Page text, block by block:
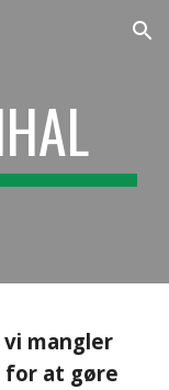
Skip to navigation
mangler
for at gøre